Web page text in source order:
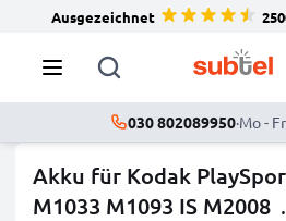
Ausgezeichnet
030 802089950·Mo -
Akku für Kodak
M1033 M1093 IS M2008